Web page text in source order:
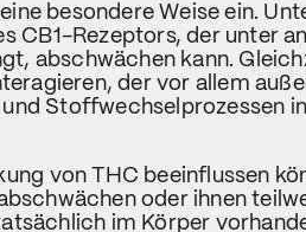
besondere Weise ein.
CB1-Rezeptors, der unter
abschwächen kann.
der vor allem
Stoffwechselprozessen
von THC beeinflussen
oder ihnen
im Körper